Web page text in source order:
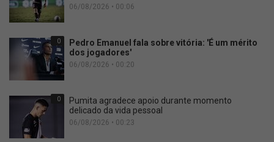
06/08/2026 • 00:06
0
Pedro Emanuel fala sobre vitória: 'É um mérito
dos jogadores'
06/08/2026 • 00:20
0
Pumita agradece apoio durante momento
delicado da vida pessoal
06/08/2026 • 00:23